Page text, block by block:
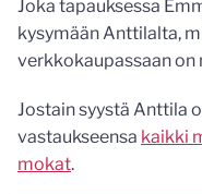
Joka tapauksessa
kysymään Anttilalta,
verkkokaupassaan on
Jostain syystä Anttila
vastaukseensa kaikki
mokat.